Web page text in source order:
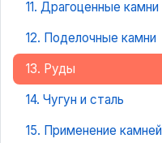
11. Драгоценные камни
12. Поделочные камни
13. Руды
14. Чугун и сталь
15. Применение камней